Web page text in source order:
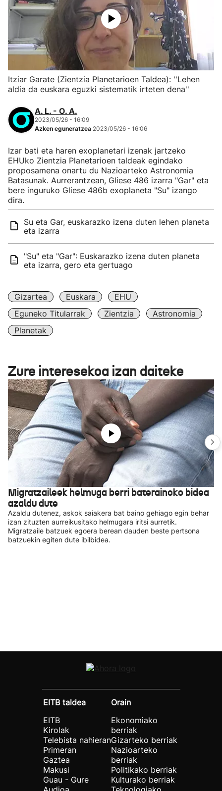
Itziar Garate (Zientzia Planetarioen Taldea): ''Lehen
aldia da euskara eguzki sistematik irteten dena''
A. L. - O. A.
2023/05/26 - 16:09
Azken eguneratzea 2023/05/26 - 16:06
Izar bati eta haren exoplanetari izenak jartzeko
EHUko Zientzia Planetarioen taldeak egindako
proposamena onartu du Nazioarteko Astronomia
Batasunak. Aurrerantzean, Gliese 486 izarra "Gar" eta
bere inguruko Gliese 486b exoplaneta "Su" izango
dira.
Su eta Gar, euskarazko izena duten lehen planeta
eta izarra
"Su" eta "Gar": Euskarazko izena duten planeta
eta izarra, gero eta gertuago
Gizartea Euskara
EHU
Eguneko Titularrak
Zientzia
Astronomia
Planetak
Zure interesekoa izan daiteke
Migratzaileek helmuga berri baterainoko bidea
azaldu dute
Azaldu dutenez, askok saiakera bat baino gehiago egin behar
izan zituzten aurreikusitako helmugara iritsi aurretik.
Migratzaile batzuek egoera berean dauden beste pertsona
batzuekin egiten dute ibilbidea.
EITB taldea
EITB
Kirolak
Telebista nahieran
Primeran
Gaztea
Makusi
Guau - Gure
Orain
Ekonomiako
berriak
Gizarteko berriak
Nazioarteko
berriak
Politikako berriak
Kulturako berriak